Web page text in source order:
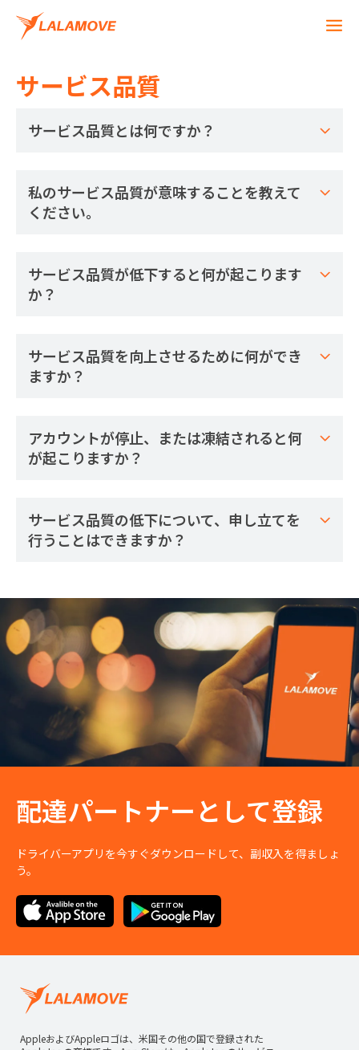
サービス品質
サービス品質とは何ですか？
私のサービス品質が意味することを教えて
ください。
サービス品質が低下すると何が起こります
か？
サービス品質を向上させるために何ができ
ますか？
アカウントが停止、または凍結されると何
が起こりますか？
サービス品質の低下について、申し立てを
行うことはできますか？
配達パートナーとして登録
ドライバーアプリを今すぐダウンロードして、副収入を得ましょ
う。
AppleおよびAppleロゴは、米国その他の国で登録された